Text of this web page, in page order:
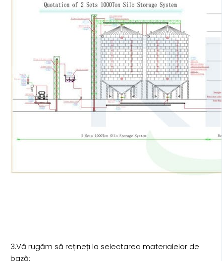
3.Vă rugăm să rețineți la selectarea materialelor de
bază: